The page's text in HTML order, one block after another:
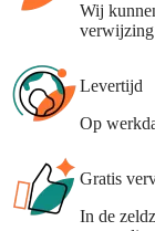
Wij
verwijzing
Levertijd
Op
Gratis
In de